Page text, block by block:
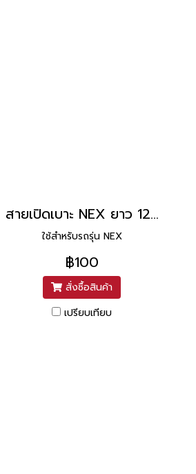
สายเปิดเบาะ NEX ยาว 12.5 นิ้ว ยี่ห้อ UNF
ใช้สำหรับรถรุ่น NEX
฿100
สั่งซื้อสินค้า
เปรียบเทียบ